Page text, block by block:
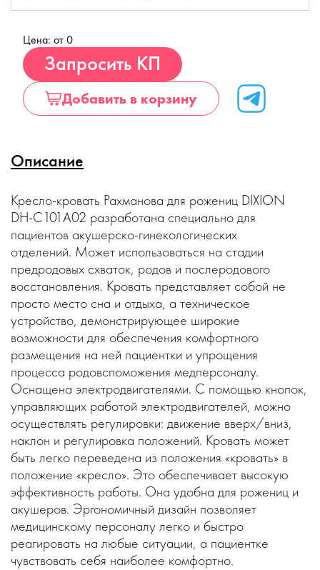
Цена: от 0
Запросить КП
Добавить в корзину
Описание
Кресло-кровать Рахманова для рожениц DIXION
DH-C101A02 разработана специально для
пациентов акушерско-гинекологических
отделений. Может использоваться на стадии
предродовых схваток, родов и послеродового
восстановления. Кровать представляет собой не
просто место сна и отдыха, а техническое
устройство, демонстрирующее широкие
возможности для обеспечения комфортного
размещения на ней пациентки и упрощения
процесса родовспоможения медперсоналу.
Оснащена электродвигателями. С помощью кнопок,
управляющих работой электродвигателей, можно
осуществлять регулировки: движение вверх/вниз,
наклон и регулировка положений. Кровать может
быть легко переведена из положения «кровать» в
положение «кресло». Это обеспечивает высокую
эффективность работы. Она удобна для рожениц и
акушеров. Эргономичный дизайн позволяет
медицинскому персоналу легко и быстро
реагировать на любые ситуации, а пациентке
чувствовать себя наиболее комфортно.